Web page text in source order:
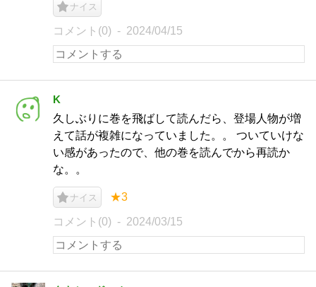
ナイス
コメント(0) 2024/04/15
K
久しぶりに巻を飛ばして読んだら、登場人物が増
えて話が複雑になっていました。。 ついていけな
い感があったので、他の巻を読んでから再読か
な。。
ナイス ★3
コメント(0) 2024/03/15